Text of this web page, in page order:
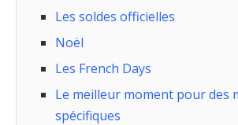
Les soldes officielles
Noël
Les French Days
Le meilleur moment pour des
spécifiques